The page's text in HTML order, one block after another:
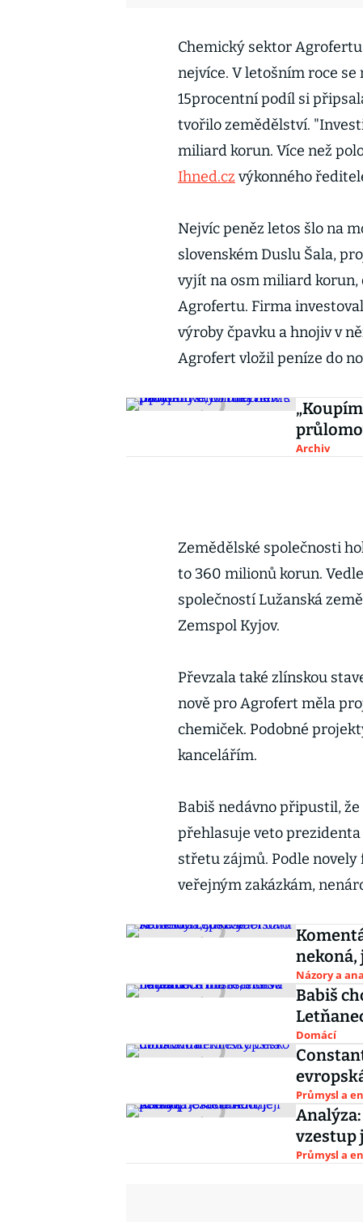
Chemický sektor
nejvíce. V letošním roce
15procentní podíl si
tvořilo zemědělství.
miliard korun. Více než
Ihned.cz výkonného
Nejvíc peněz letos šlo na
slovenském Duslu Šala,
vyjít na osm miliard korun,
Agrofertu. Firma
výroby čpavku a hnojiv v
Agrofert vložil peníze do
Archiv
Zemědělské společnosti
to 360 milionů korun.
společností Lužanská
Zemspol Kyjov.
Převzala také zlínskou
nově pro Agrofert měla
chemiček. Podobné
kancelářím.
Babiš nedávno připustil,
přehlasuje veto prezidenta
střetu zájmů. Podle
veřejným zakázkám,
nekoná,
Názory a
Babiš
Domácí
Průmysl a
vzestup
Průmysl a